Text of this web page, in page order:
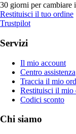
30 giorni per cambiare
Restituisci il tuo ordine
Trustpilot
Servizi
Il mio account
Centro assistenza
Traccia il mio
Restituisci il mio
Codici sconto
Chi siamo